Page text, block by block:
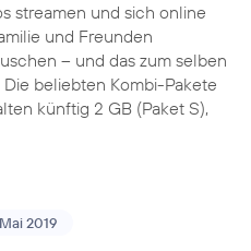
streamen und sich online
und Freunden
– und das zum selben
Die beliebten Kombi-Pakete
künftig 2 GB (Paket S),
2019